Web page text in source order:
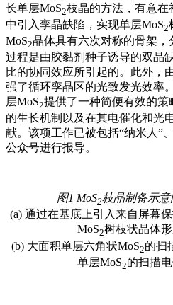
长单层MoS2枝晶的方法，有意在
中引入孪晶缺陷，实现单层MoS2
MoS2晶体具有六次对称的骨架
过程是由胶黏剂种子诱导的双晶
比的协同效应所引起的。此外，
强了循环孪晶区的光致发光效率
层MoS2提供了一种简便有效的
的生长机制以及在其电催化和光
献。该项工作已被包括“纳米人”
公众号进行报导。
图1 MoS2枝晶制备示
(a) 通过在基底上引入来自屏幕
MoS2树枝状晶体
(b) 大面积单层六角状MoS2的扫
单层MoS2的扫描